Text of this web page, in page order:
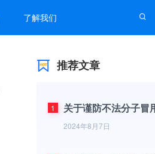
了解我们
推荐文章
1
2024年8月7日